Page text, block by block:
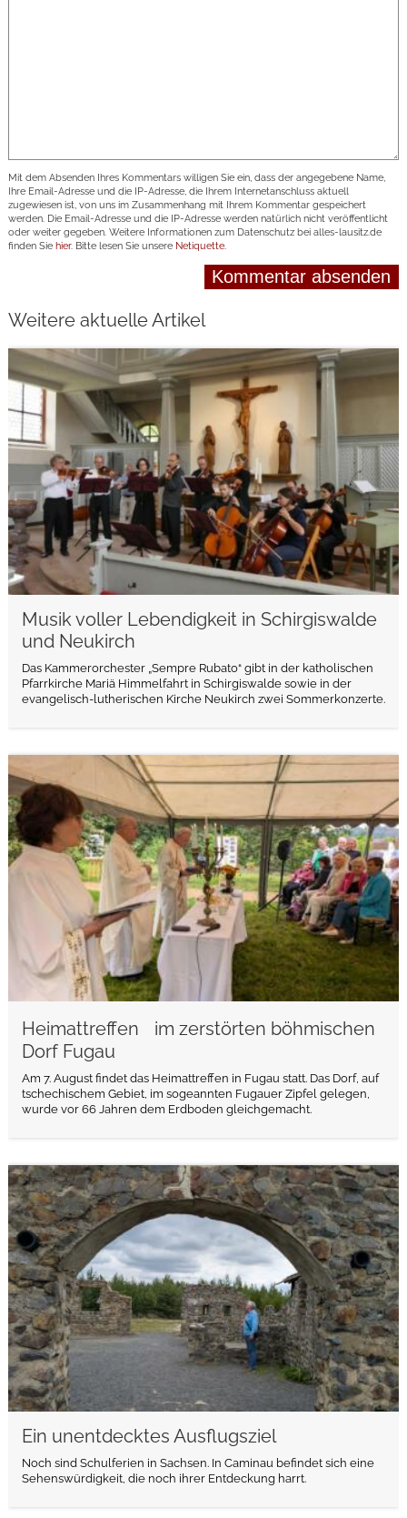
Mit dem Absenden Ihres Kommentars willigen Sie ein, dass der angegebene Name,
Ihre Email-Adresse und die IP-Adresse, die Ihrem Internetanschluss aktuell
zugewiesen ist, von uns im Zusammenhang mit Ihrem Kommentar gespeichert
werden. Die Email-Adresse und die IP-Adresse werden natürlich nicht veröffentlicht
oder weiter gegeben. Weitere Informationen zum Datenschutz bei alles-lausitz.de
finden Sie hier. Bitte lesen Sie unsere Netiquette.
Weitere aktuelle Artikel
Musik voller Lebendigkeit in Schirgiswalde
und Neukirch
Das Kammerorchester „Sempre Rubato“ gibt in der katholischen
Pfarrkirche Mariä Himmelfahrt in Schirgiswalde sowie in der
evangelisch-lutherischen Kirche Neukirch zwei Sommerkonzerte.
weiterlesen
Heimattreffen im zerstörten böhmischen
Dorf Fugau
Am 7. August findet das Heimattreffen in Fugau statt. Das Dorf, auf
tschechischem Gebiet, im sogeannten Fugauer Zipfel gelegen,
wurde vor 66 Jahren dem Erdboden gleichgemacht.
weiterlesen
Ein unentdecktes Ausflugsziel
Noch sind Schulferien in Sachsen. In Caminau befindet sich eine
Sehenswürdigkeit, die noch ihrer Entdeckung harrt.
weiterlesen